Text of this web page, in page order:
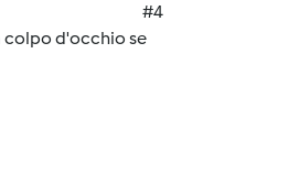
#4
colpo d'occhio se